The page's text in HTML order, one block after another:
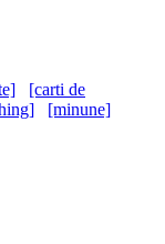
[carti de
[minune]